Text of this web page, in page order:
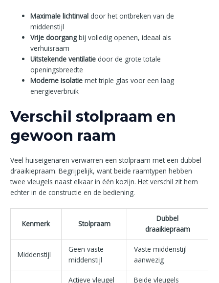
Maximale lichtinval door het ontbreken van de
middenstijl
Vrije doorgangbij volledig openen, ideaal als
verhuisraam
Uitstekende ventilatie door de grote totale
openingsbreedte
Moderne isolatie met triple glas voor een laag
energieverbruik
Verschil stolpraam en
gewoon raam
Veel huiseigenaren verwarren een stolpraam met een dubbel
draaikiepraam. Begrijpelijk, want beide raamtypen hebben
twee vleugels naast elkaar in één kozijn. Het verschil zit hem
echter in de constructie en de bediening.
Kenmerk Stolpraam
Dubbel
draaikiepraam
Middenstijl
Geen vaste
middenstijl
Vaste middenstijl
aanwezig
Actieve vleugel
Beide vleugels